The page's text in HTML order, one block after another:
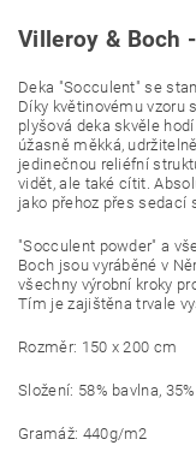
Villeroy & Boch
Deka "Socculent" se
Díky květinovému vzoru
plyšová deka skvěle
úžasně měkká,
jedinečnou reliéfní
vidět, ale také cítit.
jako přehoz přes sedací
"Socculent powder" a
Boch jsou vyráběné v
všechny výrobní kroky
Tím je zajištěna trvale
Rozměr: 150 x 200 cm
Složení: 58% bavlna,
Gramáž: 440g/m2